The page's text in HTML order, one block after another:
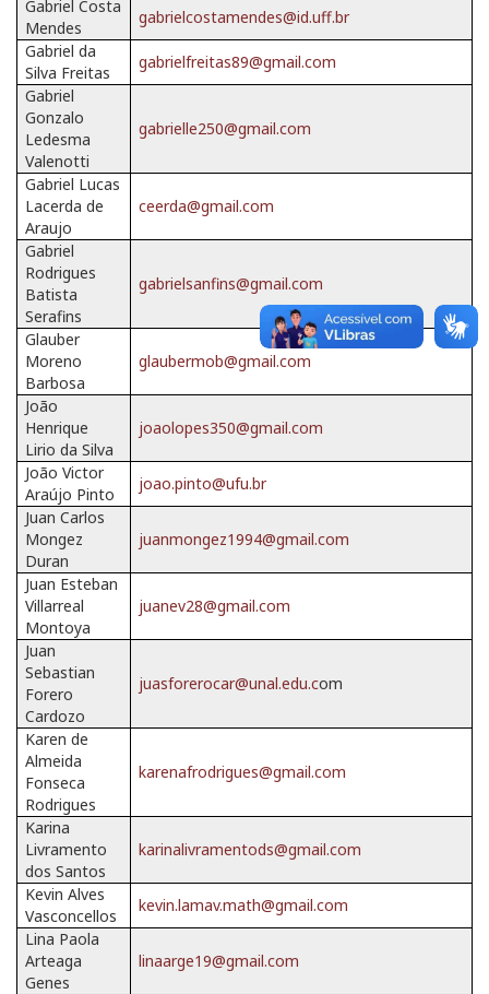
Gabriel Costa
Mendes
gabrielcostamendes@id.uff.br
Gabriel da
Silva Freitas
gabrielfreitas89@gmail.com
Gabriel
Gonzalo
Ledesma
Valenotti
gabrielle250@gmail.com
Gabriel Lucas
Lacerda de
Araujo
ceerda@gmail.com
Gabriel
Rodrigues
Batista
Serafins
gabrielsanfins@gmail.com
Glauber
Moreno
Barbosa
glaubermob@gmail.com
João
Henrique
Lirio da Silva
joaolopes350@gmail.com
João Victor
Araújo Pinto
joao.pinto@ufu.br
Juan Carlos
Mongez
Duran
juanmongez1994@gmail.com
Juan Esteban
Villarreal
Montoya
juanev28@gmail.com
Juan
Sebastian
Forero
Cardozo
juasforerocar@unal.edu.com
Karen de
Almeida
Fonseca
Rodrigues
karenafrodrigues@gmail.com
Karina
Livramento
dos Santos
karinalivramentods@gmail.com
Kevin Alves
Vasconcellos
kevin.lamav.math@gmail.com
Lina Paola
Arteaga
Genes
linaarge19@gmail.com